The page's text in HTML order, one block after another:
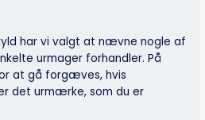
har vi valgt at nævne nogle af
urmager forhandler. På
at gå forgæves, hvis
det urmærke, som du er